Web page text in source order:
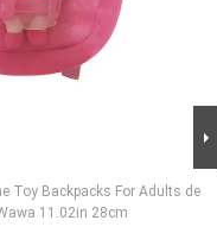
Toy Backpacks For Adults de
11.02in 28cm